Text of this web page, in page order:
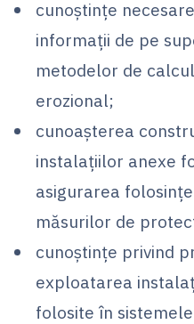
cunoştinţe
informaţii de pe
metodelor de
erozional;
cunoaşterea
instalaţiilor anexe
asigurarea
măsurilor de
cunoştinţe privind
exploatarea
folosite în